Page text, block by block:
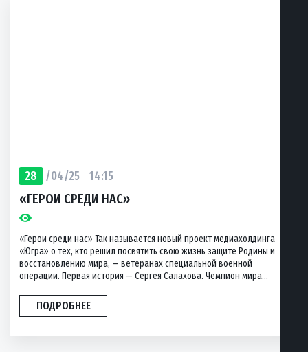
28 /04/25 14:15
«ГЕРОИ СРЕДИ НАС»
«Герои среди нас» Так называется новый проект медиахолдинга
«Югра» о тех, кто решил посвятить свою жизнь защите Родины и
восстановлению мира, — ветеранах специальной военной
операции. Первая история — Сергея Салахова. Чемпион мира...
ПОДРОБНЕЕ